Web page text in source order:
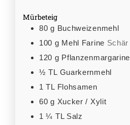
Mürbeteig
80 g Buchweizenmehl
100 g Mehl Farine Schär
120 g Pflanzenmargarine
½ TL Guarkernmehl
1 TL Flohsamen
60 g Xucker / Xylit
1 ¼ TL Salz